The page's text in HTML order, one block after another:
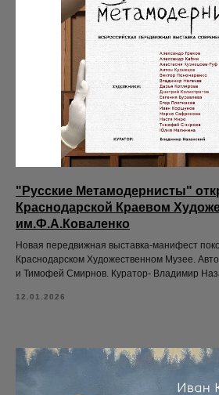
"Русские Метамодернисты"
Краснодарской Краевом
им.Ф.А.Коваленко
Новая передвижная выставка-манифест
Краснодарском Художественном Музее.
и Тимофей Смирнов. Куратор- Владимир
12.01.2026